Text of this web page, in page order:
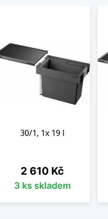
30/1, 1x 19 l
Cena
2 610 Kč
3 ks skladem